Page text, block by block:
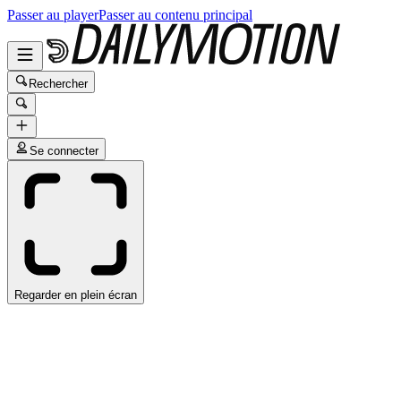
Passer au playerPasser au contenu principal
Rechercher
Se connecter
Regarder en plein écran